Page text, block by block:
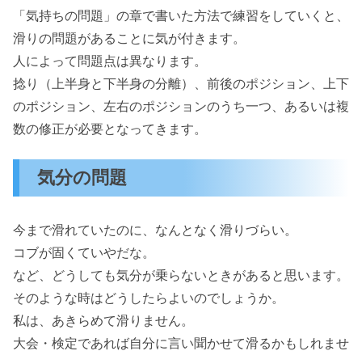
「気持ちの問題」の章で書いた方法で練習をしていくと、
滑りの問題があることに気が付きます。
人によって問題点は異なります。
捻り（上半身と下半身の分離）、前後のポジション、上下
のポジション、左右のポジションのうち一つ、あるいは複
数の修正が必要となってきます。
気分の問題
今まで滑れていたのに、なんとなく滑りづらい。
コブが固くていやだな。
など、どうしても気分が乗らないときがあると思います。
そのような時はどうしたらよいのでしょうか。
私は、あきらめて滑りません。
大会・検定であれば自分に言い聞かせて滑るかもしれませ